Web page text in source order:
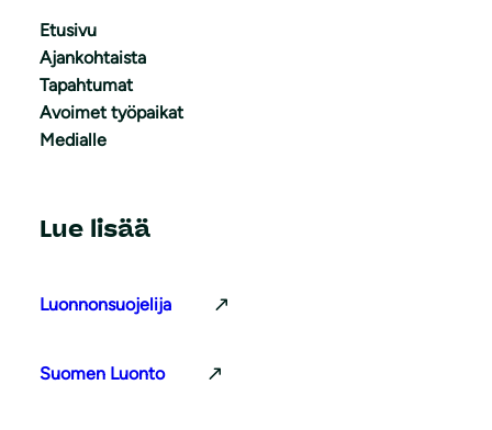
Etusivu
Ajankohtaista
Tapahtumat
Avoimet työpaikat
Medialle
Lue lisää
Luonnonsuojelija
Suomen Luonto